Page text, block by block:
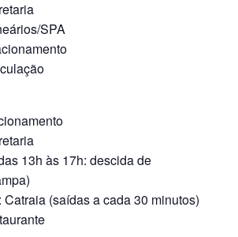
SPA
13h às 17h: descida de
(saídas a cada 30 minutos)